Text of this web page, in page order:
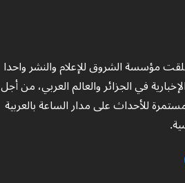
2005 أطلقت مؤسسة الشروق للإعلام والنشر واحدا
في الجزائر والعالم العربي، من أجل
للأحداث على مدار الساعة بالعربية